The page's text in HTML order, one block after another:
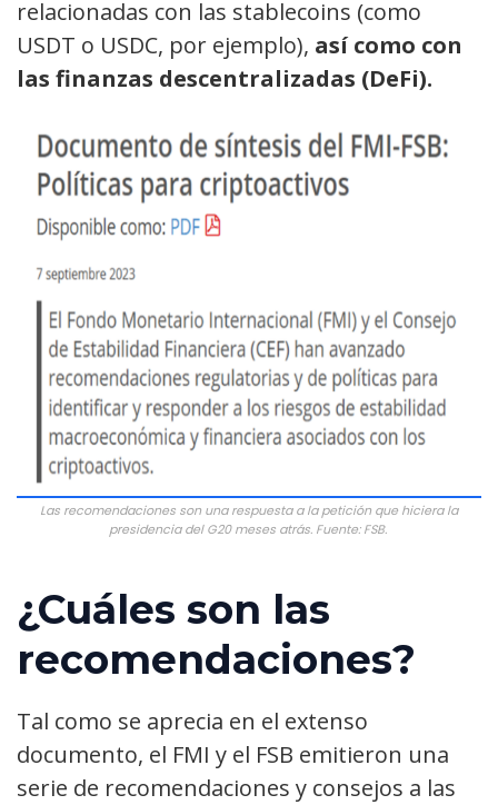
relacionadas con las stablecoins (como
USDT o USDC, por ejemplo), así como con
las finanzas descentralizadas (DeFi).
Las recomendaciones son una respuesta a la petición que hiciera la
presidencia del G20 meses atrás. Fuente: FSB.
¿Cuáles son las
recomendaciones?
Tal como se aprecia en el extenso
documento, el FMI y el FSB emitieron una
serie de recomendaciones y consejos a las